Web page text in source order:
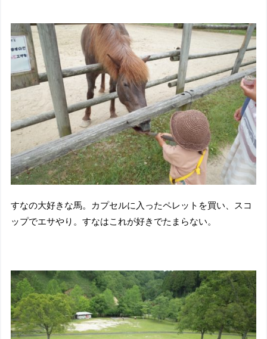
すなの大好きな馬。カプセルに入ったペレットを買い、スコ
ップでエサやり。すなはこれが好きでたまらない。